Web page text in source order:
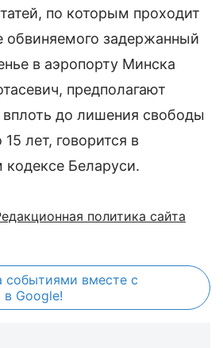
по которым проходит
обвиняемого задержанный
в аэропорту Минска
предполагают
вплоть до лишения свободы
лет, говорится в
кодексе Беларуси.
политика сайта
событиями вместе с
Google!